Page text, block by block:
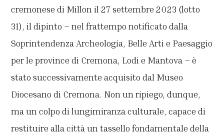
cremonese di Millon il 27 settembre 2023 (lotto
31), il dipinto – nel frattempo notificato dalla
Soprintendenza Archeologia, Belle Arti e Paesaggio
per le province di Cremona, Lodi e Mantova – è
stato successivamente acquisito dal Museo
Diocesano di Cremona. Non un ripiego, dunque,
ma un colpo di lungimiranza culturale, capace di
restituire alla città un tassello fondamentale della